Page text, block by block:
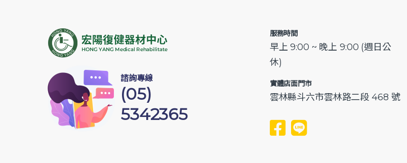
諮詢專線
(05)
5342365
服務時間
早上 9:00 ~ 晚上 9:00 (週日公
休)
實體店面門市
雲林縣斗六市雲林路二段 468 號